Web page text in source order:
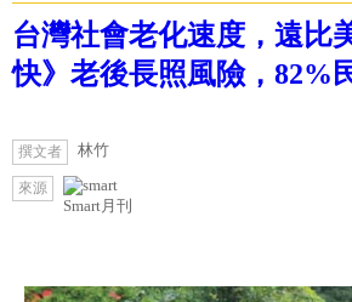
台灣社會老化速度，遠比
快》老後長照風險，82%
撰文者 林竹
來源
Smart月刊